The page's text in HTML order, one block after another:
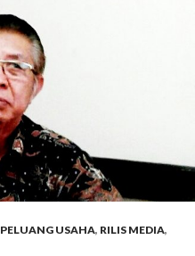
PELUANG USAHA, RILIS MEDIA,